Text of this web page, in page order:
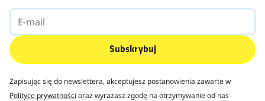
Subskrybuj
Zapisując się do newslettera, akceptujesz postanowienia zawarte w
Polityce prywatności oraz wyrażasz zgodę na otrzymywanie od nas